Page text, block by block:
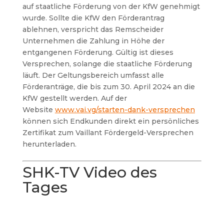
auf staatliche Förderung von der KfW genehmigt
wurde. Sollte die KfW den Förderantrag
ablehnen, verspricht das Remscheider
Unternehmen die Zahlung in Höhe der
entgangenen Förderung. Gültig ist dieses
Versprechen, solange die staatliche Förderung
läuft. Der Geltungsbereich umfasst alle
Förderanträge, die bis zum 30. April 2024 an die
KfW gestellt werden. Auf der
Website www.vai.vg/starten-dank-versprechen
können sich Endkunden direkt ein persönliches
Zertifikat zum Vaillant Fördergeld-Versprechen
herunterladen.
SHK-TV Video des
Tages